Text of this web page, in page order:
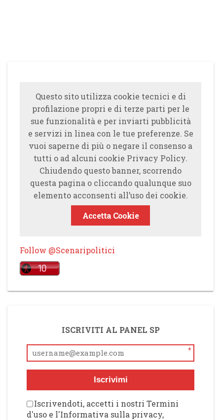
Questo sito utilizza cookie tecnici e di
profilazione propri e di terze parti per le
sue funzionalità e per inviarti pubblicità
e servizi in linea con le tue preferenze. Se
vuoi saperne di più o negare il consenso a
tutti o ad alcuni cookie Privacy Policy.
Chiudendo questo banner, scorrendo
questa pagina o cliccando qualunque suo
elemento acconsenti all’uso dei cookie.
Accetta Cookie
Follow @Scenaripolitici
ISCRIVITI AL PANEL SP
*
Iscrivimi
Iscrivendoti, accetti i nostri Termini
d'uso e l'Informativa sulla privacy,